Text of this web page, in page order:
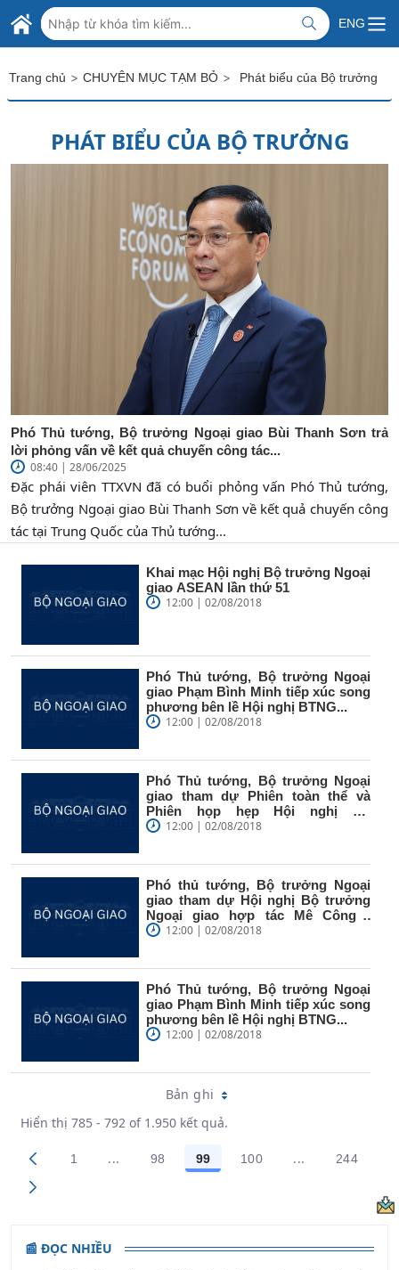
Skip to Main Content
BỘ NGOẠI GIAO VIỆT NAM
MINISTRY OF FOREIGN AFFAIRS
ENG
Trang chủ > CHUYÊN MỤC TẠM BỎ > Phát biểu của Bộ trưởng
PHÁT BIỂU CỦA BỘ TRƯỞNG
Phó Thủ tướng, Bộ trưởng Ngoại giao Bùi Thanh Sơn trả
lời phỏng vấn về kết quả chuyến công tác...
08:40 | 28/06/2025
Đặc phái viên TTXVN đã có buổi phỏng vấn Phó Thủ tướng,
Bộ trưởng Ngoại giao Bùi Thanh Sơn về kết quả chuyến công
tác tại Trung Quốc của Thủ tướng...
Khai mạc Hội nghị Bộ trưởng Ngoại
giao ASEAN lần thứ 51
12:00 | 02/08/2018
Phó Thủ tướng, Bộ trưởng Ngoại
giao Phạm Bình Minh tiếp xúc song
phương bên lề Hội nghị BTNG...
12:00 | 02/08/2018
Phó Thủ tướng, Bộ trưởng Ngoại
giao tham dự Phiên toàn thể và
Phiên họp hẹp Hội nghị Bộ
trưởng...
12:00 | 02/08/2018
Phó thủ tướng, Bộ trưởng Ngoại
giao tham dự Hội nghị Bộ trưởng
Ngoại giao hợp tác Mê Công -
sông...12:00 | 02/08/2018
Phó Thủ tướng, Bộ trưởng Ngoại
giao Phạm Bình Minh tiếp xúc song
phương bên lề Hội nghị BTNG...
12:00 | 02/08/2018
Bản ghi
Hiển thị 785 - 792 of 1.950 kết quả.
Các trang trên cổng
1 ...Trang trung gian Use TAB to navigate.
Các trang trên cổng
98 Các trang trên cổng
99 Các trang trên cổng
100 ...Trang trung
Các
244
📰 ĐỌC NHIỀU